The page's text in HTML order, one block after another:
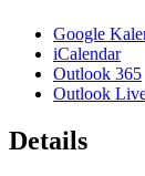
Google
iCalendar
Outlook 365
Outlook
Details